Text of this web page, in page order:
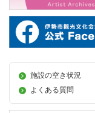
施設の空き状況
よくある質問